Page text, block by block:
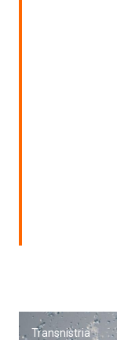
Transnistria